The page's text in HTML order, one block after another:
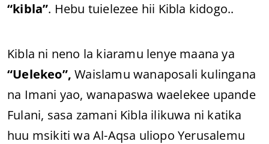
“kibla”. Hebu tuielezee hii Kibla kidogo..
Kibla ni neno la kiaramu lenye maana ya
“Uelekeo”, Waislamu wanaposali kulingana
na Imani yao, wanapaswa waelekee upande
Fulani, sasa zamani Kibla ilikuwa ni katika
huu msikiti wa Al-Aqsa uliopo Yerusalemu